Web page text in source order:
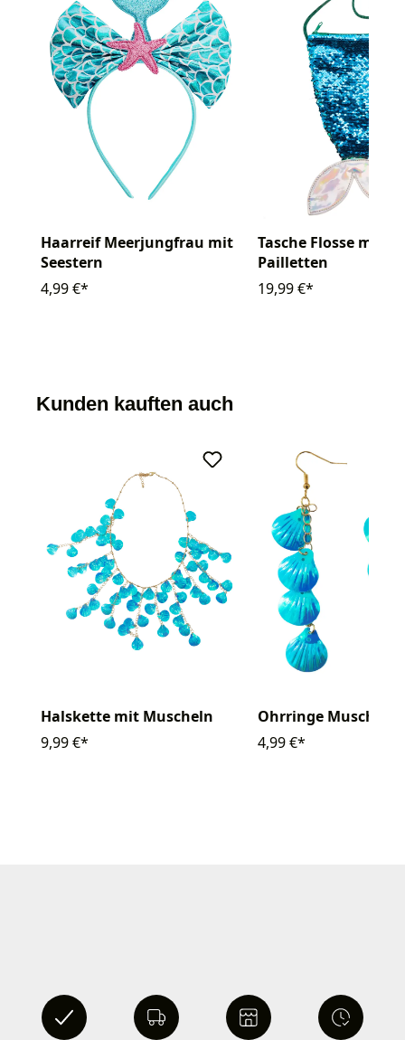
Haarreif Meerjungfrau mit
Seestern
4,99 €*
Tasche Flosse mit
Pailletten
19,99 €*
Kunden kauften auch
Halskette mit Muscheln
9,99 €*
Ohrringe Muscheln
4,99 €*